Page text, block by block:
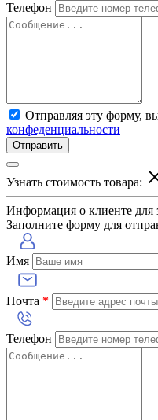
Телефон
Отправляя эту форму,
конфеденциальности
Отправить
Узнать стоимость товара:
Информация о клиенте для
Заполните форму для
Имя
Почта *
Телефон